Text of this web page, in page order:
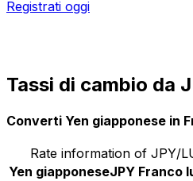
Registrati oggi
Tassi di cambio da
Converti Yen giapponese in
Rate information of JPY/
Yen giapponeseJPY Franco